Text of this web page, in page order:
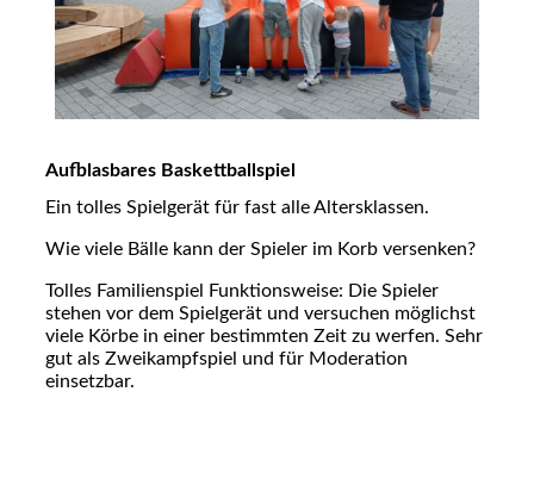
Aufblasbares Baskettballspiel
Ein tolles Spielgerät für fast alle Altersklassen.
Wie viele Bälle kann der Spieler im Korb versenken?
Tolles Familienspiel Funktionsweise: Die Spieler
stehen vor dem Spielgerät und versuchen möglichst
viele Körbe in einer bestimmten Zeit zu werfen. Sehr
gut als Zweikampfspiel und für Moderation
einsetzbar.